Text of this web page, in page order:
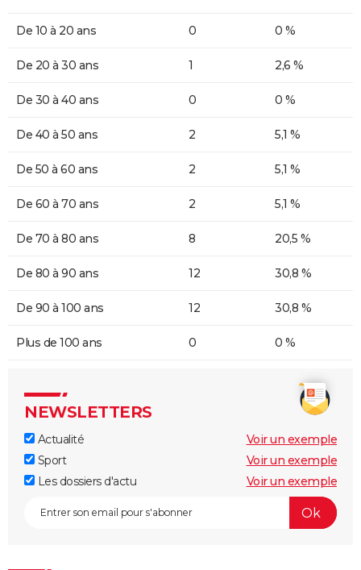
De 10 à 20 ans 0 0 %
De 20 à 30 ans 1 2,6 %
De 30 à 40 ans 0 0 %
De 40 à 50 ans 2 5,1 %
De 50 à 60 ans 2 5,1 %
De 60 à 70 ans 2 5,1 %
De 70 à 80 ans 8 20,5 %
De 80 à 90 ans 12 30,8 %
De 90 à 100 ans 12 30,8 %
Plus de 100 ans 0 0 %
NEWSLETTERS
Actualité
Voir un exemple
Sport
Voir un exemple
Les dossiers d'actu
Voir un exemple